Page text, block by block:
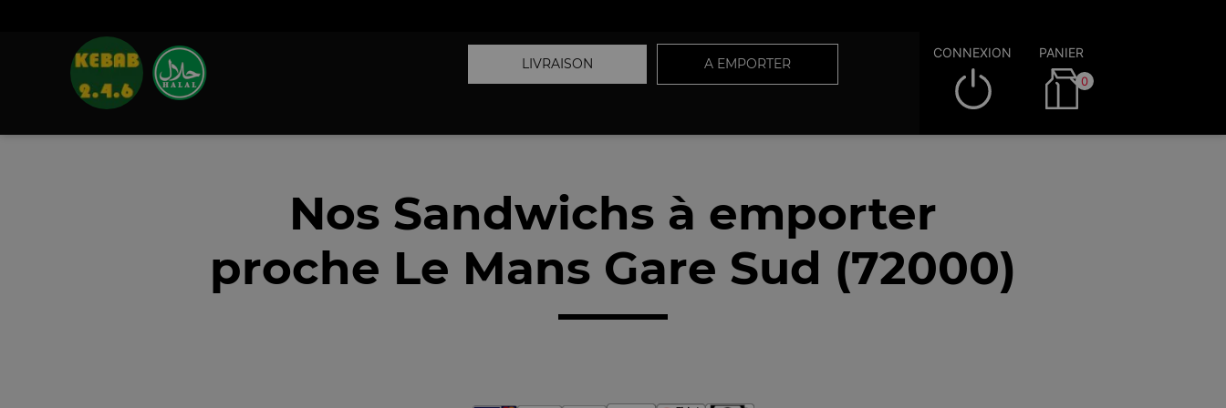
LIVRAISON A EMPORTER
CONNEXION PANIER
0
Nos Sandwichs à emporter
proche Le Mans Gare Sud (72000)